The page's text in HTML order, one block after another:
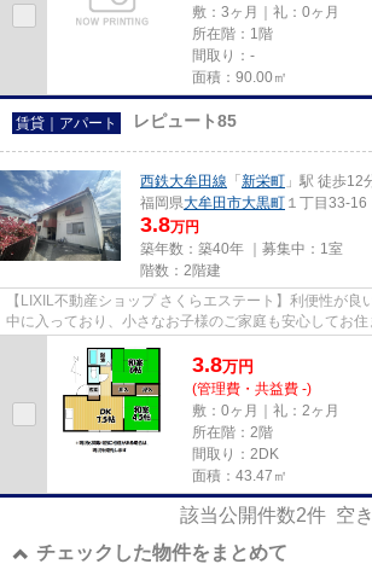
敷：3ヶ月｜礼：0ヶ月
所在階：1階
間取り：-
面積：90.00㎡
賃貸｜アパート レピュート85
西鉄大牟田線 「 新栄町 」駅 徒歩12
福岡県大牟田市大黒町 １丁目33-16
3.8万円
築年数：築40年 ｜募集中： 1室
階数：2階建
【LIXIL不動産ショップ さくらエステート】利便性が良
中に入っており、小さなお子様のご家庭も安心してお
3.8万円
(管理費・共益費 -)
敷：0ヶ月｜礼：2ヶ月
所在階：2階
間取り：2DK
面積：43.47㎡
該当公開件数2件 空
チェックした物件をまとめて